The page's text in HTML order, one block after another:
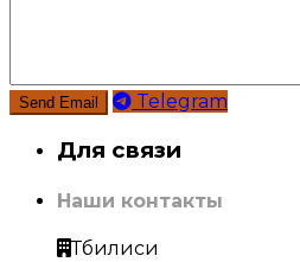
Telegram
Для связи
Наши контакты
Тбилиси